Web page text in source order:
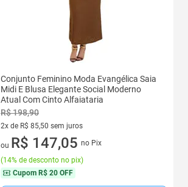
Conjunto Feminino Moda Evangélica Saia
Midi E Blusa Elegante Social Moderno
Atual Com Cinto Alfaiataria
R$ 198,90
2x de R$ 85,50 sem juros
2 vez de R$ 85,50 sem juros
ou R$ 147,05 no Pix
(14% de desconto no pix)
Cupom R$ 20 OFF